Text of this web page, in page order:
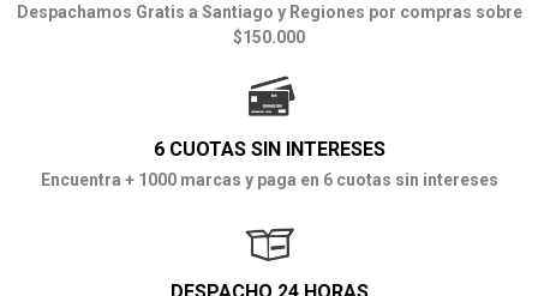
Despachamos Gratis a Santiago y Regiones por compras sobre
$150.000
6 CUOTAS SIN INTERESES
Encuentra + 1000 marcas y paga en 6 cuotas sin intereses